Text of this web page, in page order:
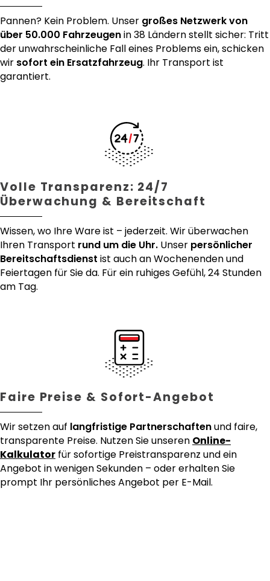
Pannen? Kein Problem. Unser großes Netzwerk von
über 50.000 Fahrzeugenin 38 Ländern stellt sicher: Tritt
der unwahrscheinliche Fall eines Problems ein, schicken
wir sofort ein Ersatzfahrzeug. Ihr Transport ist
garantiert.
Volle Transparenz: 24/7
Überwachung & Bereitschaft
Wissen, wo Ihre Ware ist – jederzeit. Wir überwachen
Ihren Transport rund um die Uhr. Unser persönlicher
Bereitschaftsdienst ist auch an Wochenenden und
Feiertagen für Sie da. Für ein ruhiges Gefühl, 24 Stunden
am Tag.
Faire Preise & Sofort-Angebot
Wir setzen auf langfristige Partnerschaftenund faire,
transparente Preise. Nutzen Sie unseren Online-
Kalkulator für sofortige Preistransparenz und ein
Angebot in wenigen Sekunden – oder erhalten Sie
prompt Ihr persönliches Angebot per E-Mail.